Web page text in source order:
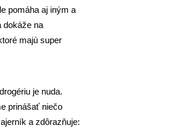
pomáha aj iným a
dokáže na
majú super
je nuda.
prinášať niečo
a zdôrazňuje: